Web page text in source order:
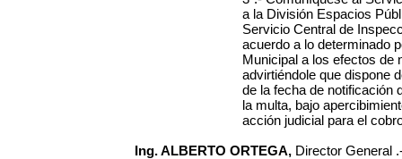
a la División Espacios
Servicio Central de
acuerdo a lo determinado
Municipal a los efectos de
advirtiéndole que dispone
de la fecha de notificación
la multa, bajo
acción judicial para el
Ing. ALBERTO ORTEGA, Director General